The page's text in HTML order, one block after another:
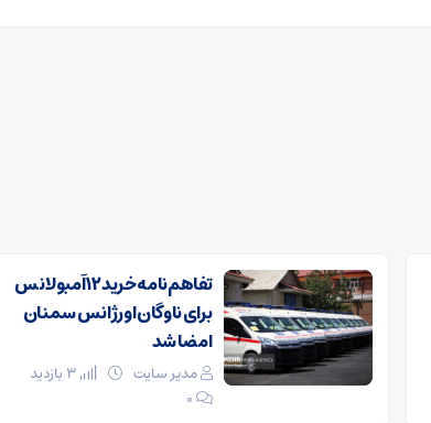
تفاهم‌نامه خرید ۱۲ آمبولانس
برای ناوگان اورژانس سمنان
امضا شد
مدیر سایت
3 بازدید
۰